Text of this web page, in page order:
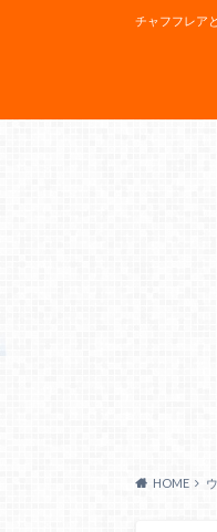
チャフフレア
HOME